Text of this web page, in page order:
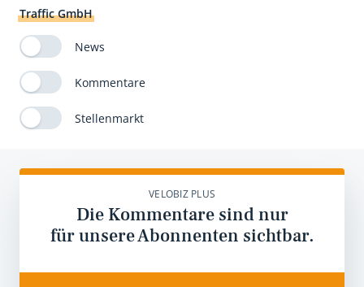
Traffic GmbH
News
Kommentare
Stellenmarkt
VELOBIZ PLUS
Die Kommentare sind nur
für unsere Abonnenten sichtbar.